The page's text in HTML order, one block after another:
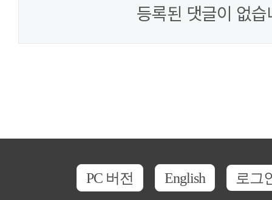
등록된 댓글이 없습
PC 버전 English 로그